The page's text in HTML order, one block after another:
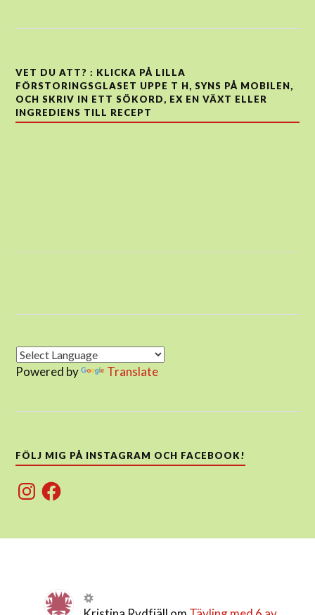
VET DU ATT? : KLICKA PÅ LILLA
FÖRSTORINGSGLASET UPPE T H, SYNS PÅ MOBILEN,
OCH SKRIV IN ETT SÖKORD, EX EN VÄXT ELLER
INGREDIENS TILL RECEPT
Powered by Translate
FÖLJ MIG PÅ INSTAGRAM OCH FACEBOOK!
InstagramFacebook